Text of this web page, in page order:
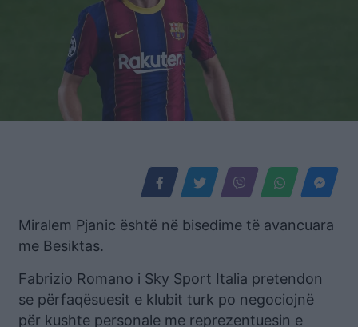
Miralem Pjanic është në bisedime të avancuara
me Besiktas.
Fabrizio Romano i Sky Sport Italia pretendon
se përfaqësuesit e klubit turk po negociojnë
për kushte personale me reprezentuesin e